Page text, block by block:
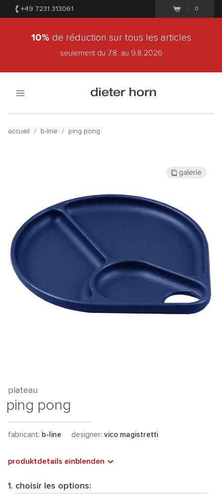
+49 7231 313061 0
10% de réduction sur tous les articles
seulement du 7.8. au 9.8.2026
accueil / b-line / ping pong
galerie
plateau
ping pong
fabricant: b-line designer: vico magistretti
produktdetails einblenden
1. choisir les options: